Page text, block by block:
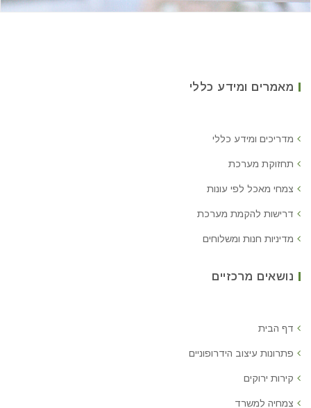
מאמרים ומידע כללי
מדריכים ומידע כללי
תחזוקת מערכת
צמחי מאכל לפי עונות
דרישות להקמת מערכת
מדיניות חנות ומשלוחים
נושאים מרכזיים
דף הבית
פתרונות עיצוב הידרופוניים
קירות ירוקים
צמחיה למשרד